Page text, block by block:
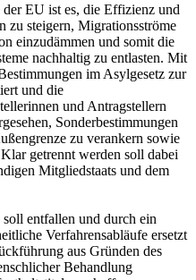
EU ist es, die Effizienz und
zu steigern, Migrationsströme
einzudämmen und somit die
nachhaltig zu entlasten. Mit
im Asylgesetz zur
und die
und Antragstellern
Sonderbestimmungen
zu verankern sowie
getrennt werden soll dabei
Mitgliedstaats und dem
entfallen und durch ein
Verfahrensabläufe ersetzt
aus Gründen des
Behandlung